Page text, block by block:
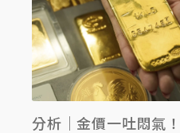
分析｜金價一吐悶氣